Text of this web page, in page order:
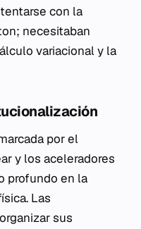
con la
necesitaban
variacional y la
por el
y los aceleradores
profundo en la
Las
sus